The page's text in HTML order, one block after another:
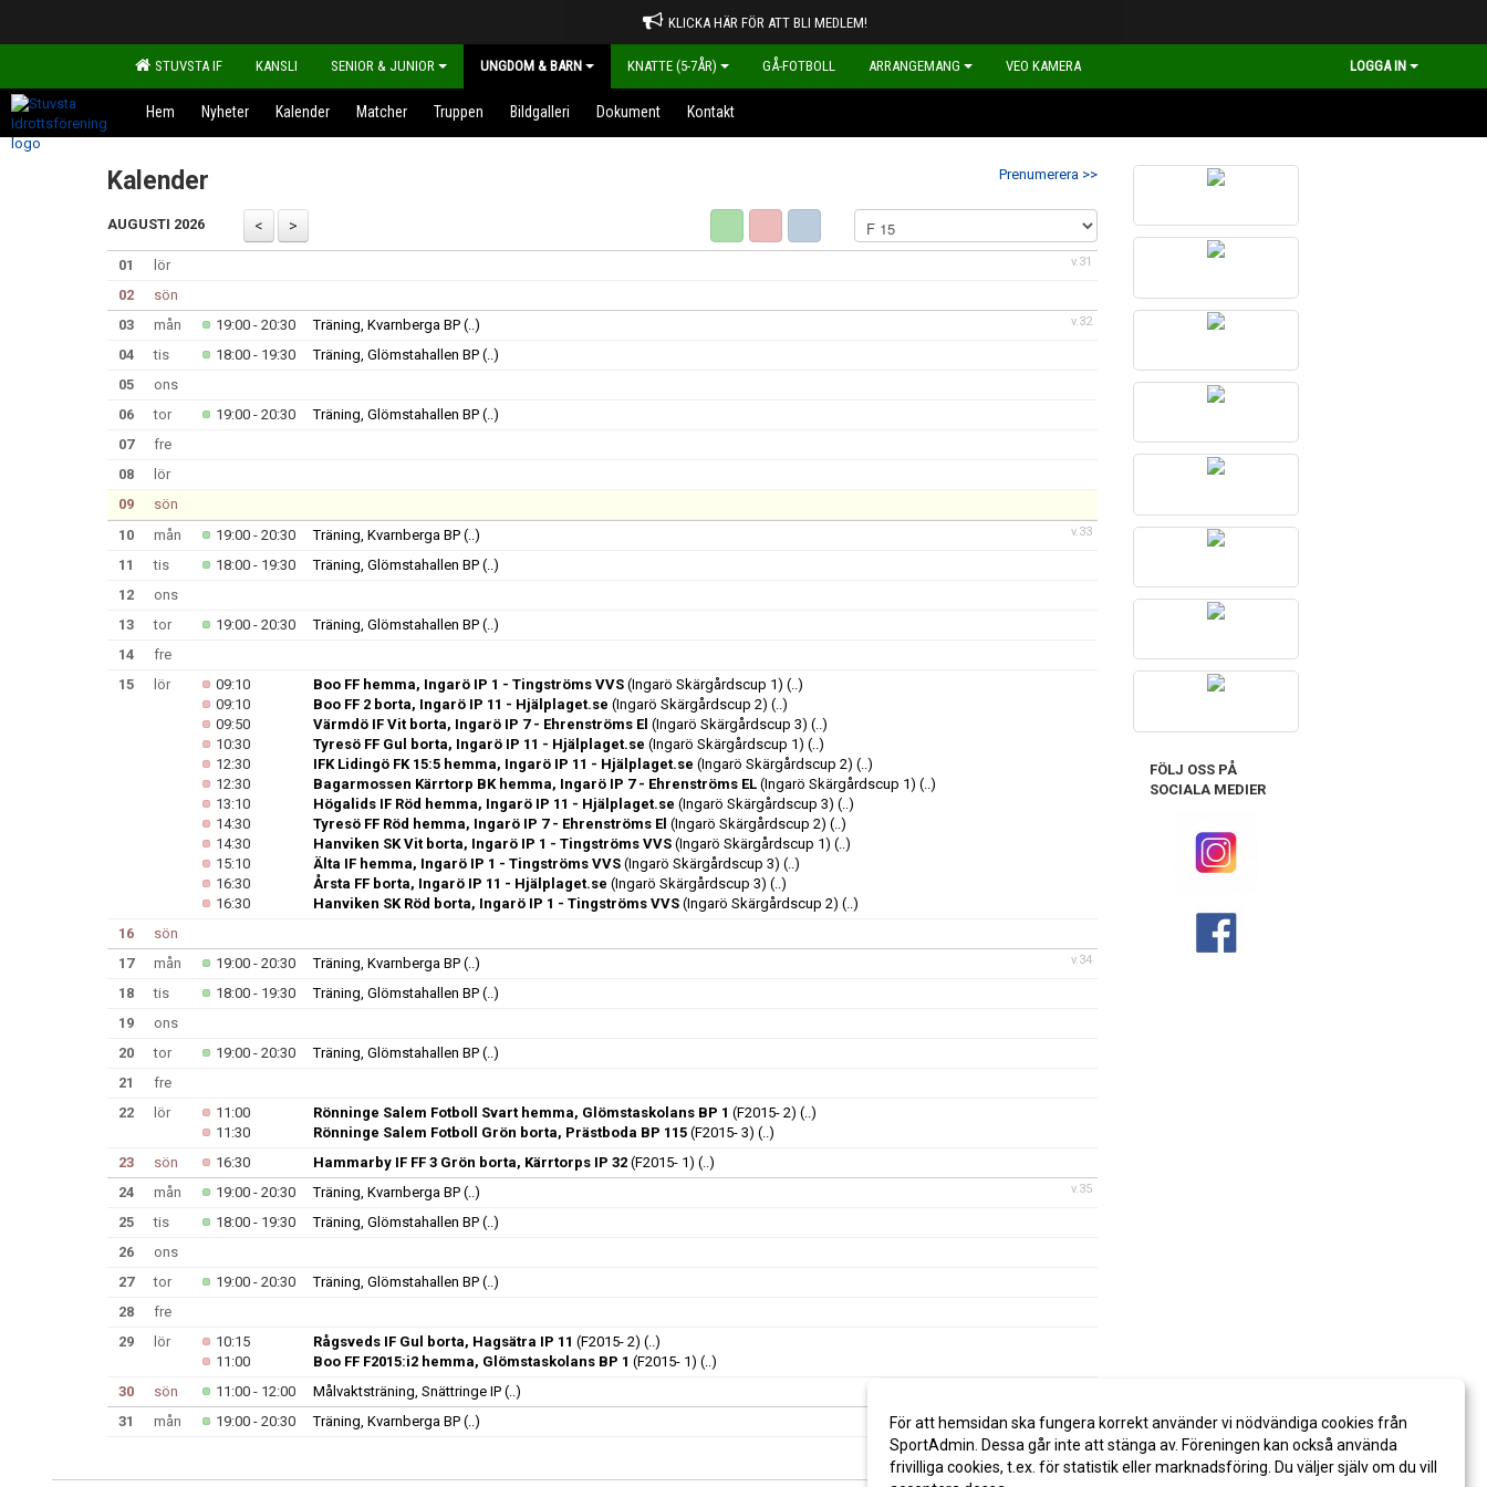
KLICKA HÄR FÖR ATT BLI MEDLEM!
STUVSTA IF KANSLI SENIOR & JUNIOR UNGDOM & BARN KNATTE (5-7ÅR) GÅ-FOTBOLL ARRANGEMANG VEO KAMERA LOGGA IN
Hem Nyheter Kalender Matcher Truppen Bildgalleri Dokument Kontakt
Prenumerera >>
Kalender
AUGUSTI 2026
v.31
01
lör
02
sön
v.32
03 mån 19:00 - 20:30 Träning, Kvarnberga BP (..)
04
tis 18:00 - 19:30 Träning, Glömstahallen BP (..)
05
ons
06
tor 19:00 - 20:30 Träning, Glömstahallen BP (..)
07
fre
08
lör
09
sön
v.33
10 mån 19:00 - 20:30 Träning, Kvarnberga BP (..)
11
tis 18:00 - 19:30 Träning, Glömstahallen BP (..)
12
ons
13
tor 19:00 - 20:30 Träning, Glömstahallen BP (..)
14
fre
15
lör 09:10 Boo FF hemma, Ingarö IP 1 - Tingströms VVS (Ingarö Skärgårdscup 1) (..)
09:10
Boo FF 2 borta, Ingarö IP 11 - Hjälplaget.se (Ingarö Skärgårdscup 2) (..)
09:50
Värmdö IF Vit borta, Ingarö IP 7 - Ehrenströms El (Ingarö Skärgårdscup 3) (..)
10:30
Tyresö FF Gul borta, Ingarö IP 11 - Hjälplaget.se (Ingarö Skärgårdscup 1) (..)
12:30
IFK Lidingö FK 15:5 hemma, Ingarö IP 11 - Hjälplaget.se (Ingarö Skärgårdscup 2) (..)
12:30
Bagarmossen Kärrtorp BK hemma, Ingarö IP 7 - Ehrenströms EL (Ingarö Skärgårdscup 1) (..)
13:10
Högalids IF Röd hemma, Ingarö IP 11 - Hjälplaget.se (Ingarö Skärgårdscup 3) (..)
14:30
Tyresö FF Röd hemma, Ingarö IP 7 - Ehrenströms El (Ingarö Skärgårdscup 2) (..)
14:30
Hanviken SK Vit borta, Ingarö IP 1 - Tingströms VVS (Ingarö Skärgårdscup 1) (..)
15:10
Älta IF hemma, Ingarö IP 1 - Tingströms VVS (Ingarö Skärgårdscup 3) (..)
16:30
Årsta FF borta, Ingarö IP 11 - Hjälplaget.se (Ingarö Skärgårdscup 3) (..)
16:30
Hanviken SK Röd borta, Ingarö IP 1 - Tingströms VVS (Ingarö Skärgårdscup 2) (..)
16
sön
v.34
17 mån 19:00 - 20:30 Träning, Kvarnberga BP (..)
18
tis 18:00 - 19:30 Träning, Glömstahallen BP (..)
19
ons
20
tor 19:00 - 20:30 Träning, Glömstahallen BP (..)
21
fre
22
lör 11:00 Rönninge Salem Fotboll Svart hemma, Glömstaskolans BP 1 (F2015- 2) (..)
11:30
Rönninge Salem Fotboll Grön borta, Prästboda BP 115 (F2015- 3) (..)
23
sön 16:30 Hammarby IF FF 3 Grön borta, Kärrtorps IP 32 (F2015- 1) (..)
v.35
24 mån 19:00 - 20:30 Träning, Kvarnberga BP (..)
25
tis 18:00 - 19:30 Träning, Glömstahallen BP (..)
26
ons
27
tor 19:00 - 20:30 Träning, Glömstahallen BP (..)
28
fre
29
lör 10:15 Rågsveds IF Gul borta, Hagsätra IP 11 (F2015- 2) (..)
11:00
Boo FF F2015:i2 hemma, Glömstaskolans BP 1 (F2015- 1) (..)
30
sön 11:00 - 12:00 Målvaktsträning, Snättringe IP (..)
v.36
31 mån 19:00 - 20:30 Träning, Kvarnberga BP (..)
FÖLJ OSS PÅ
SOCIALA MEDIER
För att hemsidan ska fungera korrekt använder vi nödvändiga cookies från
SportAdmin. Dessa går inte att stänga av. Föreningen kan också använda
frivilliga cookies, t.ex. för statistik eller marknadsföring. Du väljer själv om du vill